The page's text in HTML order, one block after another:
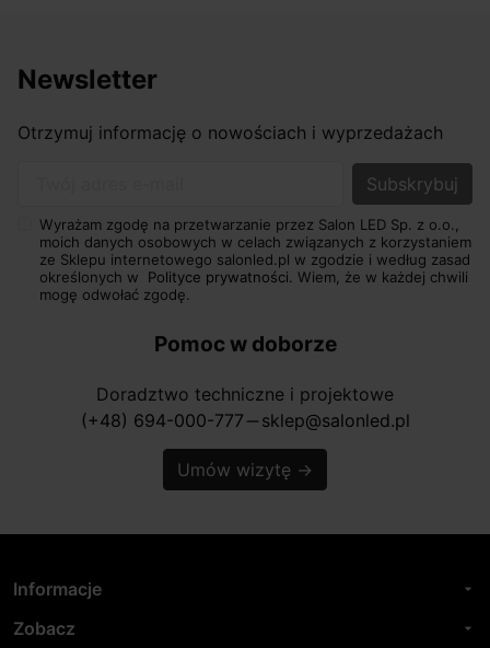
Newsletter
Otrzymuj informację o nowościach i wyprzedażach
Wyrażam zgodę na przetwarzanie przez Salon LED Sp. z o.o.,
moich danych osobowych w celach związanych z korzystaniem
ze Sklepu internetowego salonled.pl w zgodzie i według zasad
określonych w Polityce prywatności. Wiem, że w każdej chwili
mogę odwołać zgodę.
Pomoc w doborze
Doradztwo techniczne i projektowe
(+48) 694-000-777 horizontal_rule sklep@salonled.pl
Umów wizytę →
Informacje arrow_drop_down
Zobacz arrow_drop_down